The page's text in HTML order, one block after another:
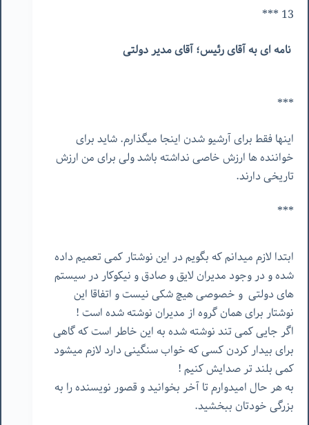
13 ***
نامه ای به آقای رئیس؛ آقای مدیر دولتی
***
اینها فقط برای آرشیو شدن اینجا میگذارم. شاید برای
خواننده ها ارزش خاصی نداشته باشد ولی برای من ارزش
تاریخی دارند.
***
ابتدا لازم میدانم که بگویم در این نوشتار کمی تعمیم داده
شده و در وجود مدیران لایق و صادق و نیکوکار در سیستم
های دولتی و خصوصی هیچ شکی نیست و اتفاقا این
نوشتار برای همان گروه از مدیران نوشته شده است !
اگر جایی کمی تند نوشته شده به این خاطر است که گاهی
برای بیدار کردن کسی که خواب سنگینی دارد لازم میشود
کمی بلند تر صدایش کنیم !
به هر حال امیدوارم تا آخر بخوانید و قصور نویسنده را به
بزرگی خودتان ببخشید.